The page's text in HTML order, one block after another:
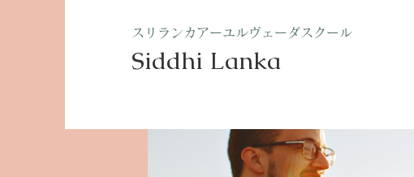
​スリランカアーユルヴェーダスクール
Siddhi Lanka​